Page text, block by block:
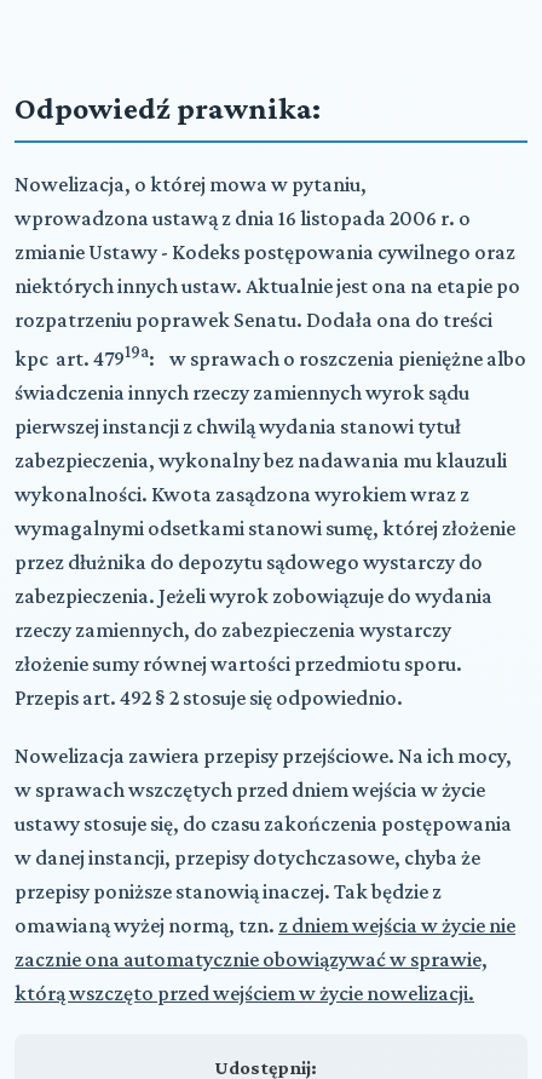
Odpowiedź prawnika:
Nowelizacja, o której mowa w pytaniu,
wprowadzona ustawą z dnia 16 listopada 2006 r. o
zmianie Ustawy - Kodeks postępowania cywilnego oraz
niektórych innych ustaw. Aktualnie jest ona na etapie po
rozpatrzeniu poprawek Senatu. Dodała ona do treści
kpc art. 47919a: w sprawach o roszczenia pieniężne albo
świadczenia innych rzeczy zamiennych wyrok sądu
pierwszej instancji z chwilą wydania stanowi tytuł
zabezpieczenia, wykonalny bez nadawania mu klauzuli
wykonalności. Kwota zasądzona wyrokiem wraz z
wymagalnymi odsetkami stanowi sumę, której złożenie
przez dłużnika do depozytu sądowego wystarczy do
zabezpieczenia. Jeżeli wyrok zobowiązuje do wydania
rzeczy zamiennych, do zabezpieczenia wystarczy
złożenie sumy równej wartości przedmiotu sporu.
Przepis art. 492 § 2 stosuje się odpowiednio.
Nowelizacja zawiera przepisy przejściowe. Na ich mocy,
w sprawach wszczętych przed dniem wejścia w życie
ustawy stosuje się, do czasu zakończenia postępowania
w danej instancji, przepisy dotychczasowe, chyba że
przepisy poniższe stanowią inaczej. Tak będzie z
omawianą wyżej normą, tzn. z dniem wejścia w życie nie
zacznie ona automatycznie obowiązywać w sprawie,
którą wszczęto przed wejściem w życie nowelizacji.
Udostępnij: